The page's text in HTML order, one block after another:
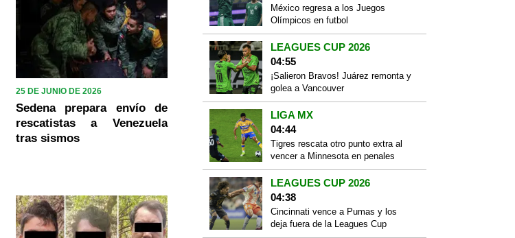
25 DE JUNIO DE 2026
Sedena prepara envío de
rescatistas a Venezuela
tras sismos
México regresa a los Juegos
Olímpicos en futbol
LEAGUES CUP 2026
04:55
¡Salieron Bravos! Juárez remonta y
golea a Vancouver
LIGA MX
04:44
Tigres rescata otro punto extra al
vencer a Minnesota en penales
LEAGUES CUP 2026
04:38
Cincinnati vence a Pumas y los
deja fuera de la Leagues Cup